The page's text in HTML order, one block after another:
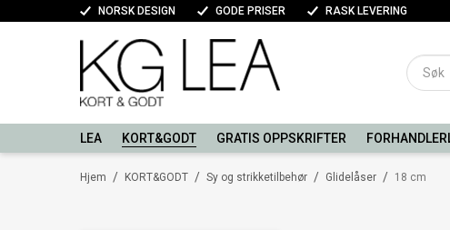
NORSK DESIGN GODE PRISER RASK LEVERING
LEA KORT&GODT GRATIS OPPSKRIFTER
/
Hjem /
KORT&GODT /
Sy og strikketilbehør /
Glidelåser 18 cm